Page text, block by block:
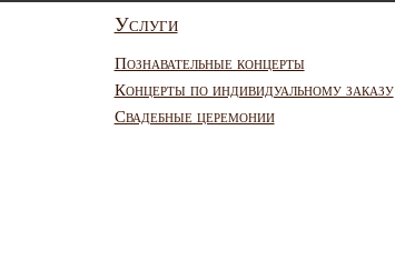
Услуги
Познавательные концерты
Концерты по индивидуальному заказу
Свадебные церемонии